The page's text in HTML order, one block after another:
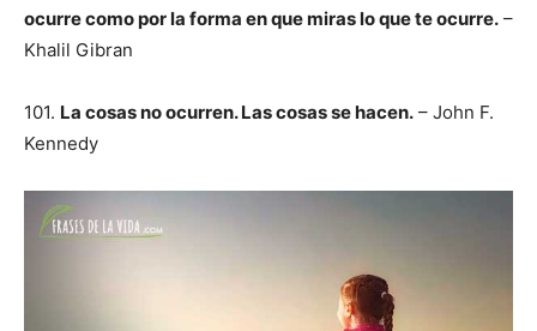
ocurre como por la forma en que miras lo que te ocurre. –
Khalil Gibran
101. La cosas no ocurren. Las cosas se hacen. – John F.
Kennedy